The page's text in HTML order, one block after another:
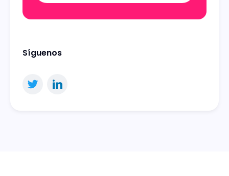
Síguenos